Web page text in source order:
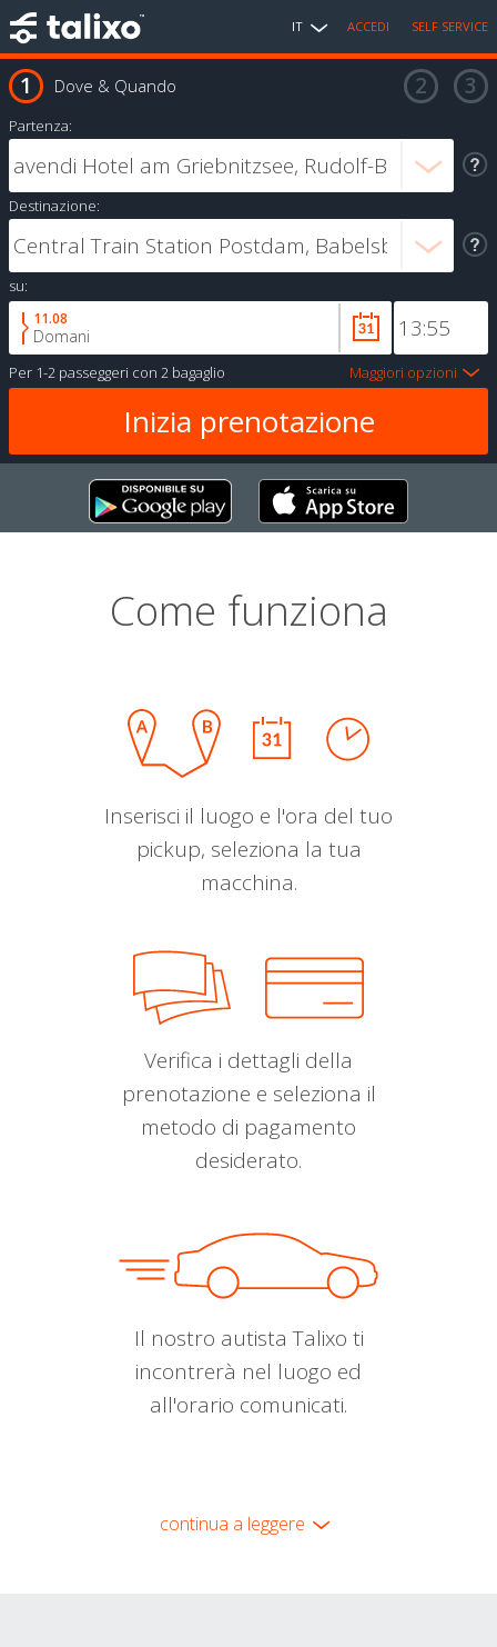
IT ACCEDI SELF SERVICE
Dove & Quando
Partenza:
Destinazione:
su:
11.08
Domani
Per 1-2 passeggeri con 2 bagaglio Maggiori opzioni
Come funziona
Inserisci il luogo e l'ora del tuo
pickup, seleziona la tua
macchina.
Verifica i dettagli della
prenotazione e seleziona il
metodo di pagamento
desiderato.
Il nostro autista Talixo ti
incontrerà nel luogo ed
all'orario comunicati.
continua a leggere